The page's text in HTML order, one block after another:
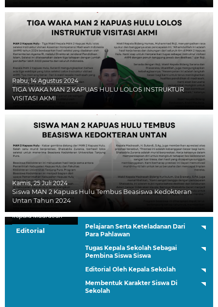
Rabu, 14 Agustus 2024
TIGA WAKA MAN 2 KAPUAS HULU LOLOS INSTRUKTUR
VISITASI AKMI
Kamis, 25 Juli 2024
Siswa MAN 2 Kapuas Hulu Tembus Beasiswa Kedokteran
Untan Tahun 2024
Editorial
Kepala Madrasah
Pelajaran Serta Keteladanan Dari
Para Pahlawan
Tugas Kepala Sekolah Sebagai
Pembina Siswa Siswa
Editorial Oleh Kepala Sekolah
Membentuk Karakter Siswa Di
Sekolah